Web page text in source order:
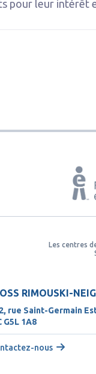
pour leur intérêt
Les centres
RIMOUSKI-
rue Saint-Germain
G5L 1A8
nous